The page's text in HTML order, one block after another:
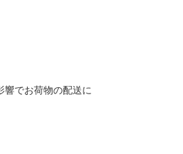
響でお荷物の配送に